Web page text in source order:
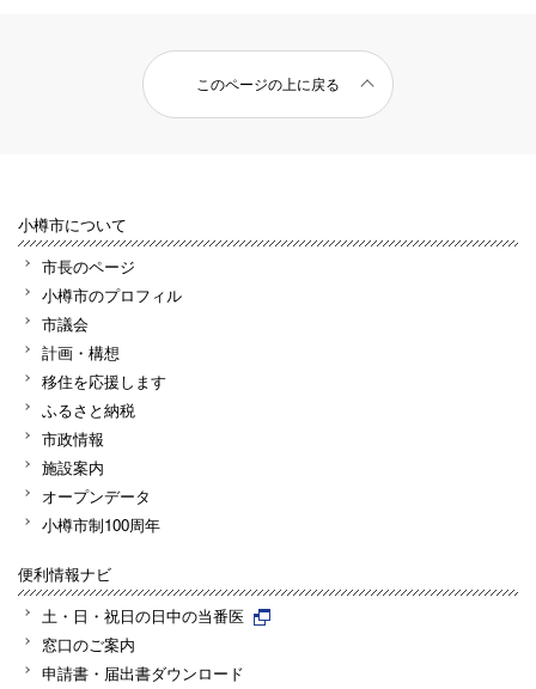
このページの上に戻る
小樽市について
市長のページ
小樽市のプロフィル
市議会
計画・構想
移住を応援します
ふるさと納税
市政情報
施設案内
オープンデータ
小樽市制100周年
便利情報ナビ
土・日・祝日の日中の当番医
窓口のご案内
申請書・届出書ダウンロード